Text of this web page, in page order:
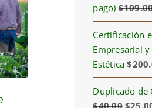
pago) $
Certificación
Empresarial
Estética $
Duplicado de
$40.00 $